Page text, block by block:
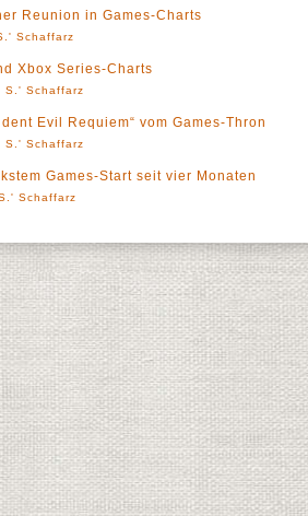
Reunion in Games-Charts
Schaffarz
Xbox Series-Charts
S.' Schaffarz
Evil Requiem“ vom Games-Thron
S.' Schaffarz
Games-Start seit vier Monaten
Schaffarz